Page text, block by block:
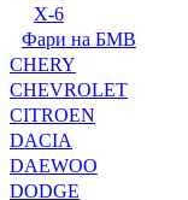
X-6
Фари на БМВ
CHERY
CHEVROLET
CITROEN
DACIA
DAEWOO
DODGE